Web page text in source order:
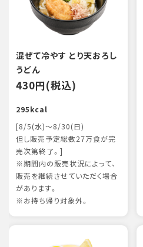
混ぜて冷やす とり天おろし
うどん
430円(税込)
295kcal
[8/5(水)～8/30(日)
但し販売予定総数27万食が完
売次第終了。]
※期間内の販売状況によって、
販売を継続させていただく場合
があります。
※お持ち帰り対象外。